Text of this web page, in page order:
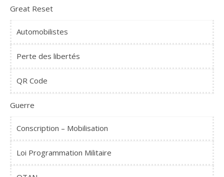
Great Reset
Automobilistes
Perte des libertés
QR Code
Guerre
Conscription – Mobilisation
Loi Programmation Militaire